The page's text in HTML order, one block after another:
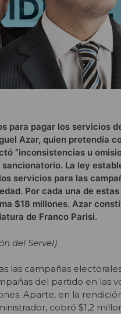
para pagar los servicios
Azar, quien pretendía
“inconsistencias u
La ley
servicios para las
Por cada una de
$18 millones. Azar
de Franco Parisi.
del Servel)
las campañas
del partido en las
Aparte, en la
cobró $1,2